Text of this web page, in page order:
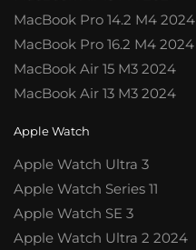
MacBook Pro 14.2 M4 2024
MacBook Pro 16.2 M4 2024
MacBook Air 15 M3 2024
MacBook Air 13 M3 2024
Apple Watch
Apple Watch Ultra 3
Apple Watch Series 11
Apple Watch SE 3
Apple Watch Ultra 2 2024